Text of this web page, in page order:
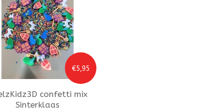
€5,95
confetti mix
Sinterklaas